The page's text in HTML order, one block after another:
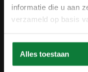
informatie die u aan
verzameld op basis
Alles toestaan
Over ons
Wie zijn wij?
Ons materiaal
Duurzaamheid
Betaalmethodes